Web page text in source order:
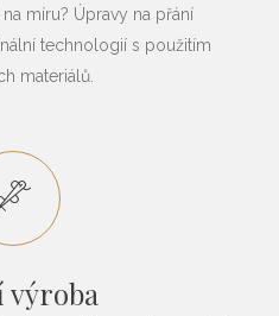
míru? Úpravy na přání
technologií s použitím
materiálů.
výroba